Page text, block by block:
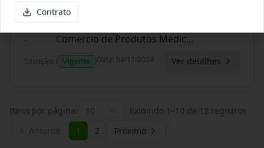
-
Comercio de Produtos Medic...
Situação: Vigente Data: 03/11/2024 Ver detalhes
Itens por página: 10 Exibindo 1 –10 de 12 registros
1 2 Próximo
Contrato